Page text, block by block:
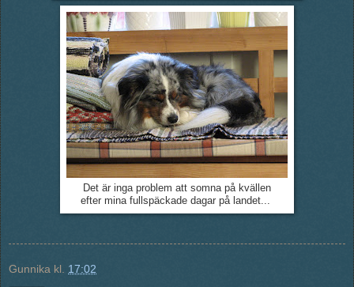
Det är inga problem att somna på kvällen
efter mina fullspäckade dagar på landet...
Gunnika kl. 17:02